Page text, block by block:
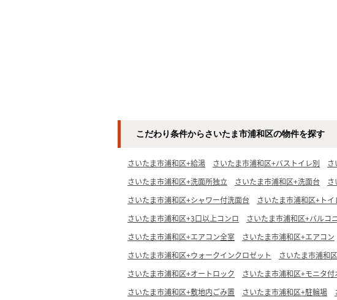
こだわり条件からさいたま市浦和区の物件を探す
さいたま市浦和区+給湯 さいたま市浦和区+バストイレ別
さいたま市浦和区+洗面所独立
さいたま市浦和区+洗面台
さいたま市浦和区+シャワー付洗面台
さいたま市浦和区+トイ
さいたま市浦和区+3口以上コンロ
さいたま市浦和区+バルコ
さいたま市浦和区+エアコン全室
さいたま市浦和区+エアコン
さいたま市浦和区+ウォークインクロゼット
さいたま市浦和
さいたま市浦和区+オートロック
さいたま市浦和区+モニタ
さいたま市浦和区+敷地内ごみ置
さいたま市浦和区+駐輪場